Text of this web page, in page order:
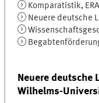
Komparatistik,
Neuere deutsche
Neuere deutsche
Wilhelms-